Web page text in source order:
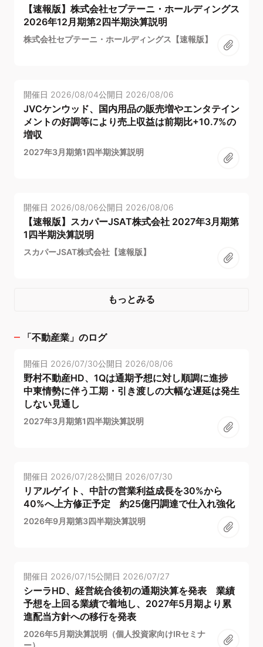
【速報版】株式会社セプテーニ・ホールディングス
2026年12月期第2四半期決算説明
株式会社セプテーニ・ホールディングス【速報版】
開催日 2026/08/04公開日 2026/08/06
JVCケンウッド、国内用品の販売増やエンタテイン
メントの好調等により売上収益は前期比+10.7%の
増収
2027年3月期第1四半期決算説明
開催日 2026/08/06公開日 2026/08/06
【速報版】スカパーJSAT株式会社 2027年3月期第
1四半期決算説明
スカパーJSAT株式会社【速報版】
もっとみる
「不動産業 」のログ
開催日 2026/07/30公開日 2026/08/06
野村不動産HD、1Qは通期予想に対し順調に進捗
中東情勢に伴う工期・引き渡しの大幅な遅延は発生
しない見通し
2027年3月期第1四半期決算説明
開催日 2026/07/28公開日 2026/07/30
リアルゲイト、中計の営業利益成長を30%から
40%へ上方修正予定 約25億円調達で仕入れ強化
2026年9月期第3四半期決算説明
開催日 2026/07/15公開日 2026/07/27
シーラHD、経営統合後初の通期決算を発表 業績
予想を上回る業績で着地し、2027年5月期より累
進配当方針への移行を発表
2026年5月期決算説明（個人投資家向けIRセミナ
ー）